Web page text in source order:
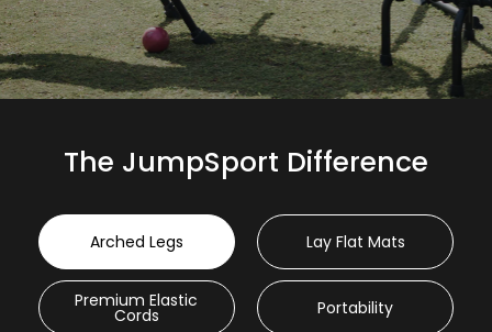
The JumpSport Difference
Arched Legs Lay Flat Mats
Premium Elastic
Cords Portability